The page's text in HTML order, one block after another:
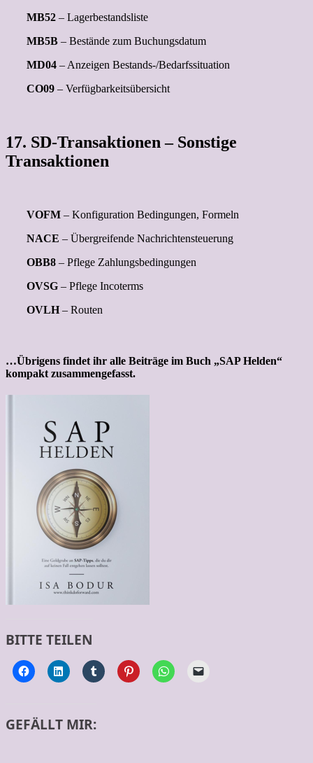
MB52 – Lagerbestandsliste
MB5B – Bestände zum Buchungsdatum
MD04 – Anzeigen Bestands-/Bedarfssituation
CO09 – Verfügbarkeitsübersicht
17. SD-Transaktionen – Sonstige
Transaktionen
VOFM – Konfiguration Bedingungen, Formeln
NACE – Übergreifende Nachrichtensteuerung
OBB8 – Pflege Zahlungsbedingungen
OVSG – Pflege Incoterms
OVLH– Routen
…Übrigens findet ihr alle Beiträge im Buch „SAP Helden“
kompakt zusammengefasst.
BITTE TEILEN
GEFÄLLT MIR: